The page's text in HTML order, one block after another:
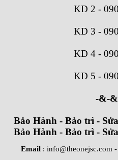
KD 2 -
KD 3 -
KD 4 -
KD 5 -
-&-
Bảo Hành - Bảo trì -
Bảo Hành - Bảo trì -
Email : info@theonejsc.com